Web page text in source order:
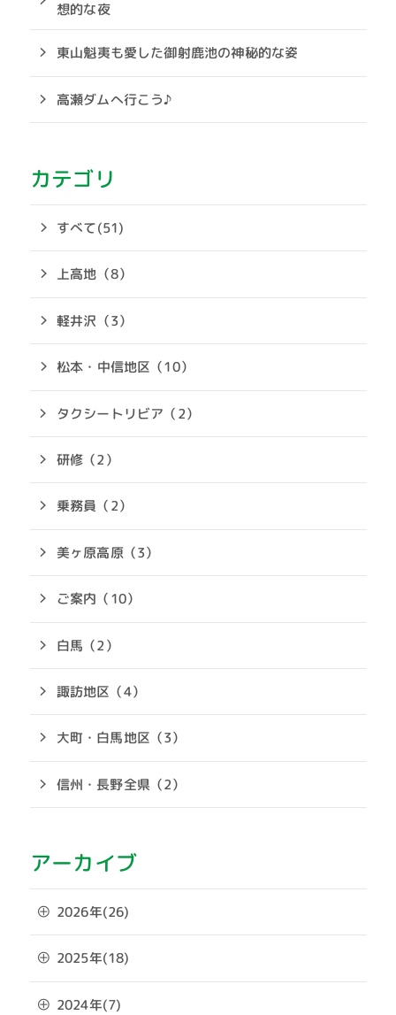
想的な夜
東山魁夷も愛した御射鹿池の神秘的な姿
高瀬ダムへ行こう♪
カテゴリ
すべて(51)
上高地（8）
軽井沢（3）
松本・中信地区（10）
タクシートリビア（2）
研修（2）
乗務員（2）
美ヶ原高原（3）
ご案内（10）
白馬（2）
諏訪地区（4）
大町・白馬地区（3）
信州・長野全県（2）
アーカイブ
2026年(26)
2025年(18)
2024年(7)